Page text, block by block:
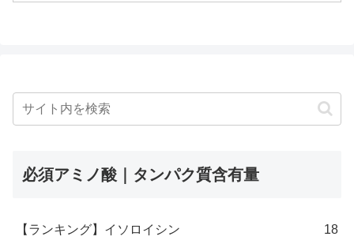
必須アミノ酸｜タンパク質含有量
【ランキング】イソロイシン 18